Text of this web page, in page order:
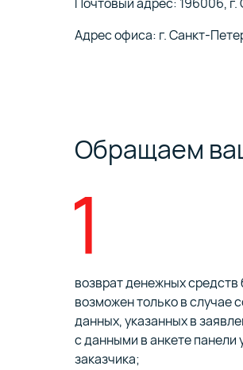
Адрес офиса: г. Санкт-
Обращаем
возврат денежных средств
возможен только в случае
данных, указанных в
с данными в анкете панели
заказчика;